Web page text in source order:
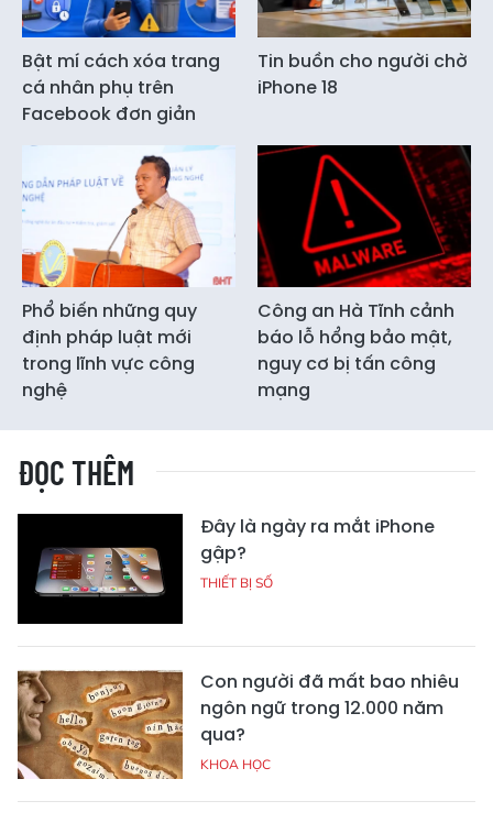
Bật mí cách xóa trang
cá nhân phụ trên
Facebook đơn giản
Tin buồn cho người chờ
iPhone 18
Phổ biến những quy
định pháp luật mới
trong lĩnh vực công
nghệ
Công an Hà Tĩnh cảnh
báo lỗ hổng bảo mật,
nguy cơ bị tấn công
mạng
ĐỌC THÊM
Đây là ngày ra mắt iPhone
gập?
THIẾT BỊ SỐ
Con người đã mất bao nhiêu
ngôn ngữ trong 12.000 năm
qua?
KHOA HỌC